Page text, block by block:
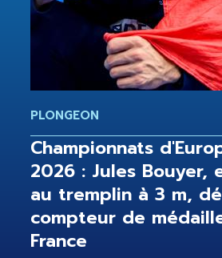
PLONGEON
Championnats
2026 : Jules Bouyer,
au tremplin à 3 m,
compteur de
France